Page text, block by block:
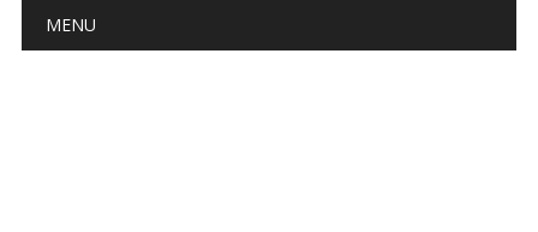
Main menu
MENU